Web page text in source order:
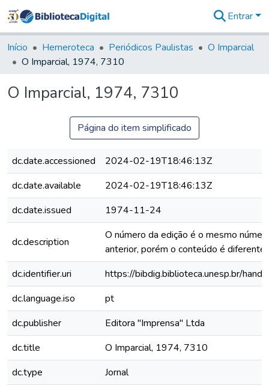
&
Coleções
Tudo na
Digital
Entrar
Início Hemeroteca Periódicos Paulistas
O Imparcial
O Imparcial, 1974, 7310
O Imparcial, 1974, 7310
Página do item simplificado
dc.date.accessioned
2024-02-19T18:46:13Z
dc.date.available
2024-02-19T18:46:13Z
dc.date.issued
1974-11-24
dc.description
O número da edição é o mesmo
anterior, porém o conteúdo é diferente.
dc.identifier.uri
https://bibdig.biblioteca.unesp.br/
dc.language.iso
pt
dc.publisher
Editora "Imprensa" Ltda
dc.title
O Imparcial, 1974, 7310
dc.type
Jornal